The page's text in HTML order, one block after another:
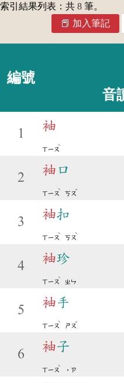
索引結果列表：共 8 筆。
加入筆記
編號
音
1
袖
ㄒㄧㄡ
ˋ
2
袖 口
ㄒㄧㄡ
ˋ
ㄎㄡ
ˇ
3
袖扣
ㄒㄧㄡ
ˋ
ㄎㄡ
ˋ
4
袖珍
ㄒㄧㄡ
ˋ
ㄓㄣ
5
袖手
ㄒㄧㄡ
ˋ
ㄕㄡ
ˇ
6
袖子
ㄒㄧㄡ
ˋ
˙ㄗ